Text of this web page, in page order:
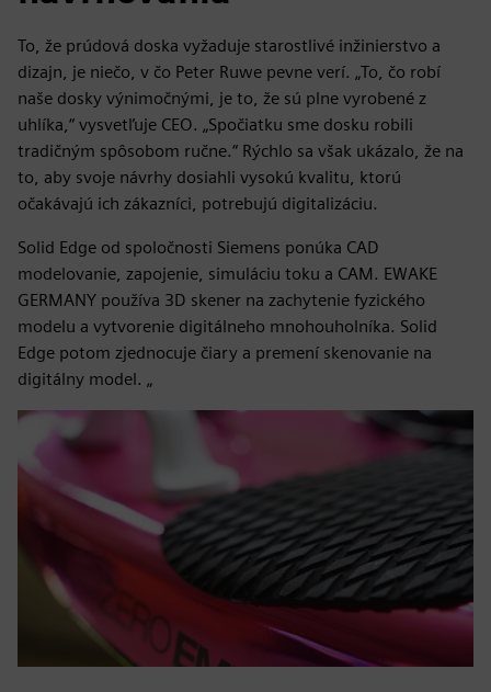
To, že prúdová doska vyžaduje starostlivé inžinierstvo a
dizajn, je niečo, v čo Peter Ruwe pevne verí. „To, čo robí
naše dosky výnimočnými, je to, že sú plne vyrobené z
uhlíka,“ vysvetľuje CEO. „Spočiatku sme dosku robili
tradičným spôsobom ručne.“ Rýchlo sa však ukázalo, že na
to, aby svoje návrhy dosiahli vysokú kvalitu, ktorú
očakávajú ich zákazníci, potrebujú digitalizáciu.
Solid Edge od spoločnosti Siemens ponúka CAD
modelovanie, zapojenie, simuláciu toku a CAM. EWAKE
GERMANY používa 3D skener na zachytenie fyzického
modelu a vytvorenie digitálneho mnohouholníka. Solid
Edge potom zjednocuje čiary a premení skenovanie na
digitálny model. „